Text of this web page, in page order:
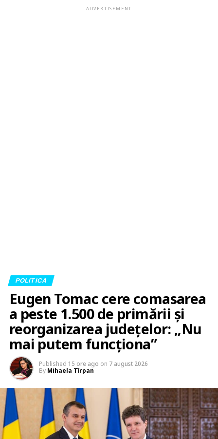
ADVERTISEMENT
POLITICA
Eugen Tomac cere comasarea
a peste 1.500 de primării și
reorganizarea județelor: „Nu
mai putem funcționa”
Published 15 ore ago on 7 august 2026
By Mihaela Tîrpan